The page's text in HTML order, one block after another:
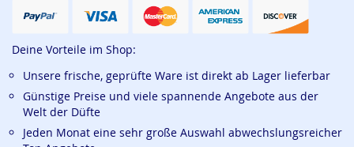
Deine Vorteile im Shop:
Unsere frische, geprüfte Ware ist direkt ab Lager lieferbar
Günstige Preise und viele spannende Angebote aus der
Welt der Düfte
Jeden Monat eine sehr große Auswahl abwechslungsreicher